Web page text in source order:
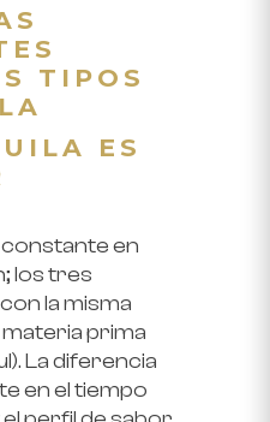
TIPOS
ES
constante en
los tres
la misma
prima
). La diferencia
en el tiempo